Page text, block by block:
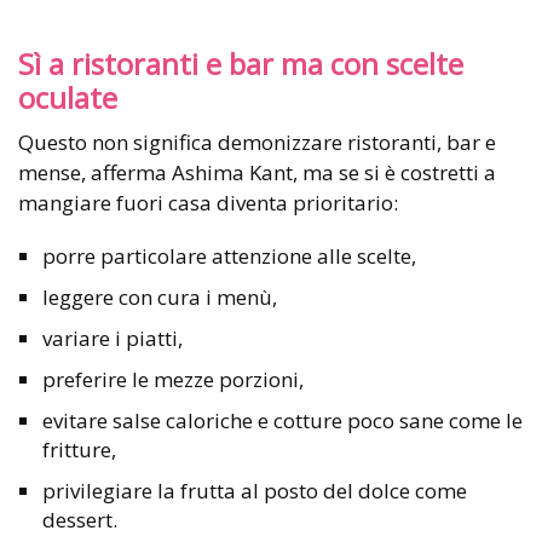
Sì a ristoranti e bar ma con scelte
oculate
Questo non significa demonizzare ristoranti, bar e
mense, afferma Ashima Kant, ma se si è costretti a
mangiare fuori casa diventa prioritario:
porre particolare attenzione alle scelte,
leggere con cura i menù,
variare i piatti,
preferire le mezze porzioni,
evitare salse caloriche e cotture poco sane come le
fritture,
privilegiare la frutta al posto del dolce come
dessert.